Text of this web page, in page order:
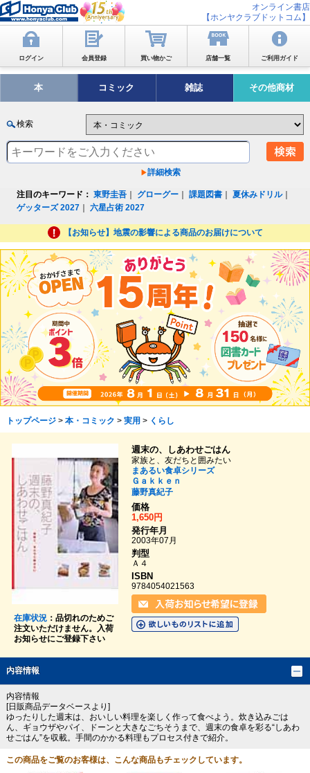
オンライン書店
【ホンヤクラブドットコム】
ログイン 会員登録 買い物かご 店舗一覧 ご利用ガイド
本 コミック 雑誌 その他商材
検索
詳細検索
注目のキーワード： 東野圭吾 グローグー ｜課題図書 ｜夏休みドリル｜
ゲッターズ 2027 ｜六星占術 2027
【お知らせ】地震の影響による商品のお届けについて
トップページ> 本・コミック > 実用 > くらし
在庫状況：品切れのためご
注文いただけません。入荷
お知らせにご登録下さい
週末の、しあわせごはん
家族と、友だちと囲みたい
まあるい食卓シリーズ
Ｇａｋｋｅｎ
藤野真紀子
価格
1,650円
発行年月
2003年07月
判型
Ａ４
ISBN
9784054021563
内容情報
内容情報
[日販商品データベースより]
ゆったりした週末は、おいしい料理を楽しく作って食べよう。炊き込みごは
ん、ギョウザやパイ、ドーンと大きなごちそうまで、週末の食卓を彩る“しあわ
せごはん”を収載。手間のかかる料理もプロセス付きで紹介。
この商品をご覧のお客様は、こんな商品もチェックしています。